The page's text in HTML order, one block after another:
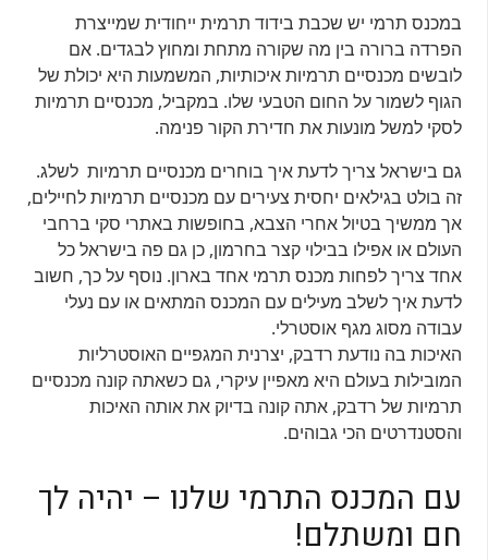
במכנס תרמי יש שכבת בידוד תרמית ייחודית שמייצרת
הפרדה ברורה בין מה שקורה מתחת ומחוץ לבגדים. אם
לובשים מכנסיים תרמיות איכותיות, המשמעות היא יכולת של
הגוף לשמור על החום הטבעי שלו. במקביל, מכנסיים תרמיות
לסקי למשל מונעות את חדירת הקור פנימה.
גם בישראל צריך לדעת איך בוחרים מכנסיים תרמיות לשלג.
זה בולט בגילאים יחסית צעירים עם מכנסיים תרמיות לחיילים,
אך ממשיך בטיול אחרי הצבא, בחופשות באתרי סקי ברחבי
העולם או אפילו בבילוי קצר בחרמון, כן גם פה בישראל כל
אחד צריך לפחות מכנס תרמי אחד בארון. נוסף על כך, חשוב
לדעת איך לשלב מעילים עם המכנס המתאים או עם נעלי
עבודה מסוג מגף אוסטרלי.
האיכות בה נודעת רדבק, יצרנית המגפיים האוסטרליות
המובילות בעולם היא מאפיין עיקרי, גם כשאתה קונה מכנסיים
תרמיות של רדבק, אתה קונה בדיוק את אותה האיכות
והסטנדרטים הכי גבוהים.
עם המכנס התרמי שלנו – יהיה לך
חם ומשתלם!